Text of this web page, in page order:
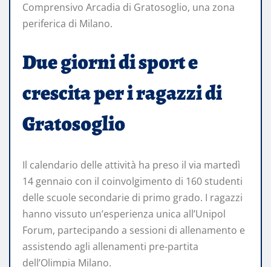
Comprensivo Arcadia di Gratosoglio, una zona
periferica di Milano.
Due giorni di sport e
crescita per i ragazzi di
Gratosoglio
Il calendario delle attività ha preso il via martedì
14 gennaio con il coinvolgimento di 160 studenti
delle scuole secondarie di primo grado. I ragazzi
hanno vissuto un’esperienza unica all’Unipol
Forum, partecipando a sessioni di allenamento e
assistendo agli allenamenti pre-partita
dell’Olimpia Milano.